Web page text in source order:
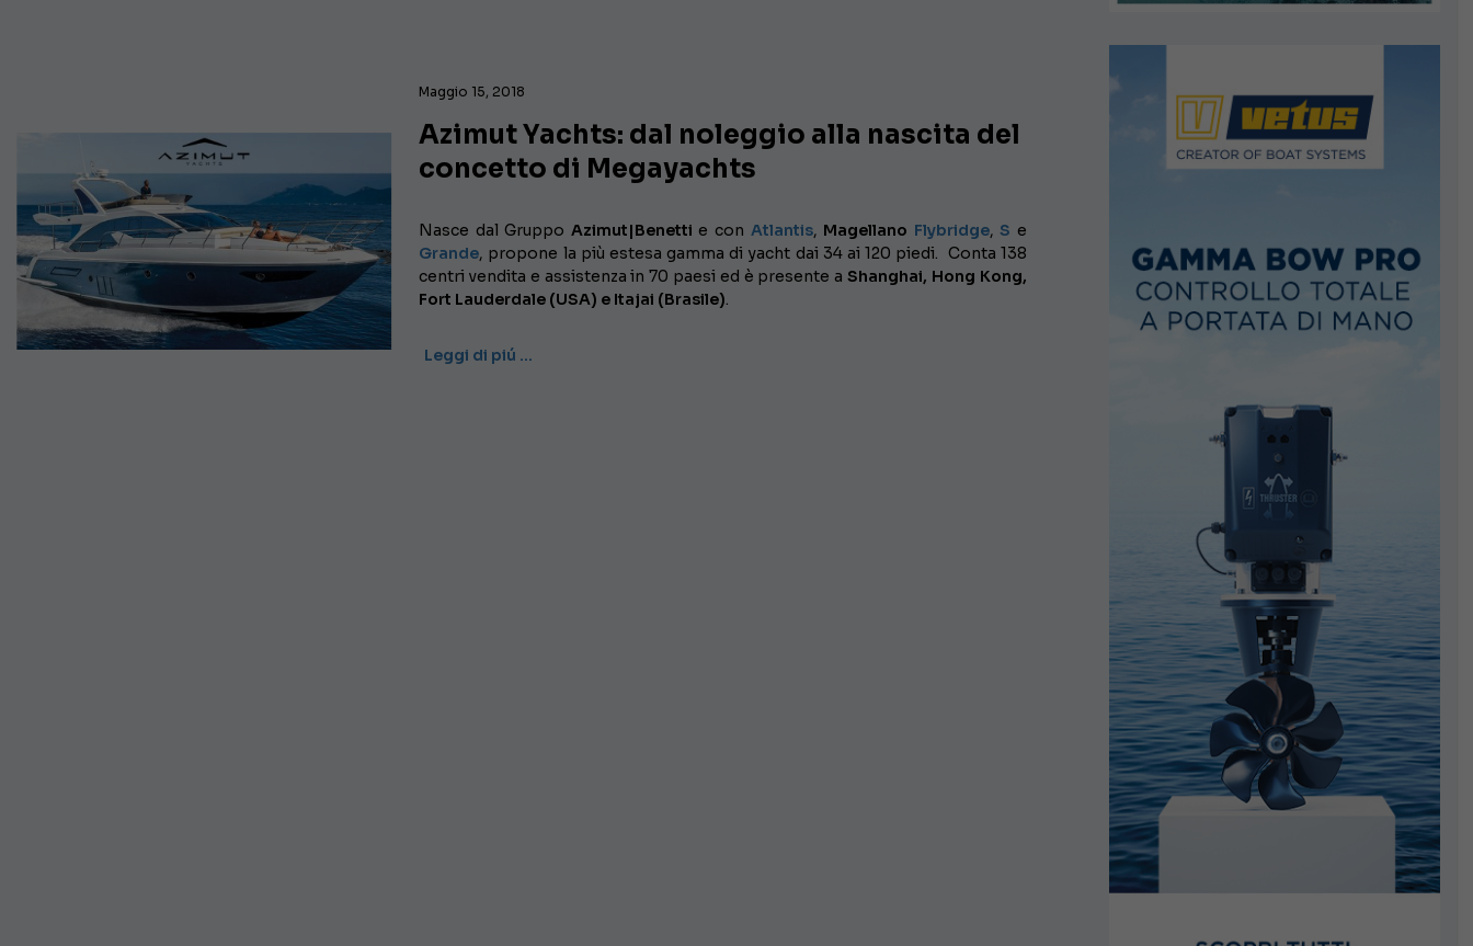
Maggio 15, 2018
Azimut Yachts: dal noleggio alla nascita del
concetto di Megayachts
Nasce dal Gruppo Azimut|Benetti e con Atlantis, Magellano Flybridge,S e
Grande, propone la più estesa gamma di yacht dai 34 ai 120 piedi. Conta 138
centri vendita e assistenza in 70 paesi ed è presente aShanghai, Hong Kong,
Fort Lauderdale (USA) e Itajai (Brasile).
Leggi di piú …